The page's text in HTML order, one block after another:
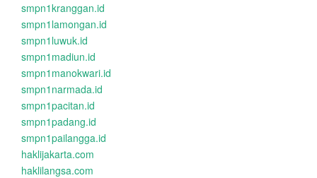
smpn1kranggan.id
smpn1lamongan.id
smpn1luwuk.id
smpn1madiun.id
smpn1manokwari.id
smpn1narmada.id
smpn1pacitan.id
smpn1padang.id
smpn1pailangga.id
haklijakarta.com
haklilangsa.com